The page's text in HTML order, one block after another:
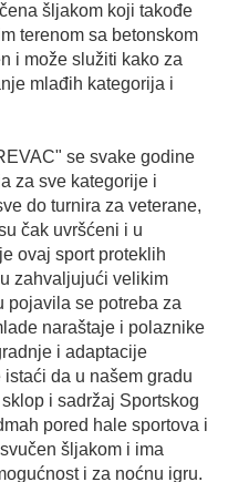
šljakom koji takođe
terenom sa betonskom
i može služiti kako za
mlađih kategorija i
se svake godine
za sve kategorije i
do turnira za veterane,
čak uvršćeni i u
ovaj sport proteklih
zahvaljujući velikim
pojavila se potreba za
naraštaje i polaznike
i adaptacije
da u našem gradu
i sadržaj Sportskog
pored hale sportova i
šljakom i ima
i za noćnu igru.